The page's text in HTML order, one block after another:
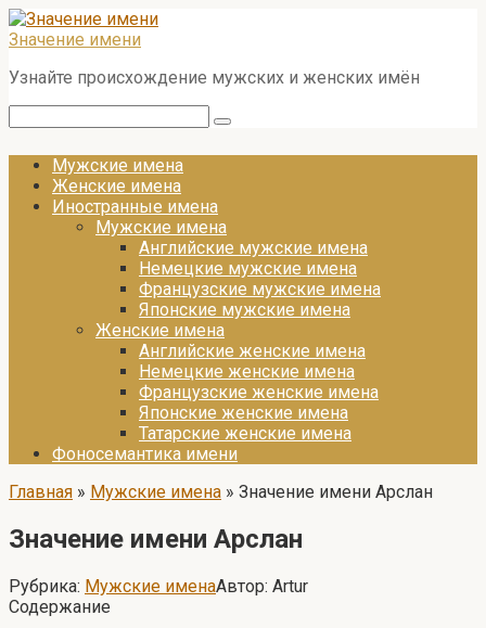
Перейти
к
Значение имени
Узнайте происхождение мужских и женских имён
Мужские имена
Женские имена
Иностранные имена
Мужские имена
Английские мужские имена
Немецкие мужские имена
Французские мужские имена
Японские мужские имена
Женские имена
Английские женские имена
Немецкие женские имена
Французские женские имена
Японские женские имена
Татарские женские имена
Фоносемантика имени
Главная » Мужские имена » Значение имени Арслан
Значение имени Арслан
Рубрика: Мужские именаАвтор: Artur
Содержание